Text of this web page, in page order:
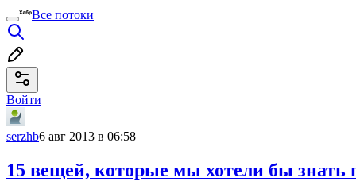
Все потоки
Войти
serzhb6 авг 2013 в 06:58
15 вещей, которые мы хотели бы знать